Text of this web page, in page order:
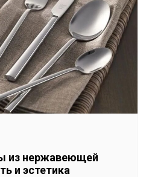
из нержавеющей
и эстетика